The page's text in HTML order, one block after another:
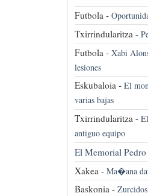
Futbola -
Txirrindularitza -
Futbola - Xabi
lesiones
Eskubaloia - El
varias bajas
Txirrindularitza -
antiguo equipo
El Memorial
Xakea - Ma�ana
Baskonia -